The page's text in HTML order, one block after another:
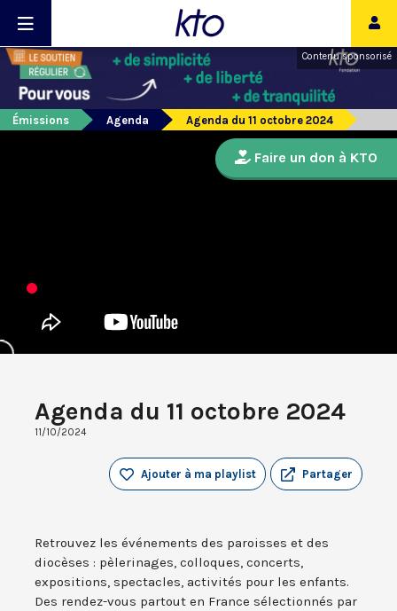
Contenu sponsorisé
Émissions Agenda Agenda du 11 octobre 2024
Agenda du 11 octobre 2024
11/10/2024
Partager
Ajouter à ma playlist
Retrouvez les événements des paroisses et des
diocèses : pèlerinages, colloques, concerts,
expositions, spectacles, activités pour les enfants.
Des rendez-vous partout en France sélectionnés par
Faire un don à KTO